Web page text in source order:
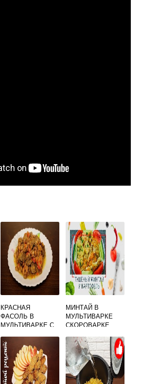
КРАСНАЯ
ФАСОЛЬ В
МУЛЬТИВАРКЕ С
МИНТАЙ В
МУЛЬТИВАРКЕ
СКОРОВАРКЕ